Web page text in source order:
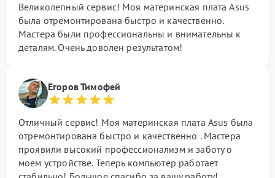
Великолепный сервис! Моя материнская плата Asus
была отремонтирована быстро и качественно.
Мастера были профессиональны и внимательны к
деталям. Очень доволен результатом!
Егоров Тимофей
Отличный сервис! Моя материнская плата Asus была
отремонтирована быстро и качественно . Мастера
проявили высокий профессионализм и заботу о
моем устройстве. Теперь компьютер работает